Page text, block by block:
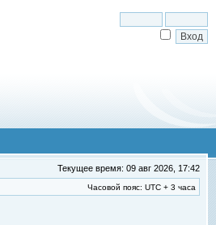
Текущее время: 09 авг 2026, 17:42
Часовой пояс: UTC + 3 часа